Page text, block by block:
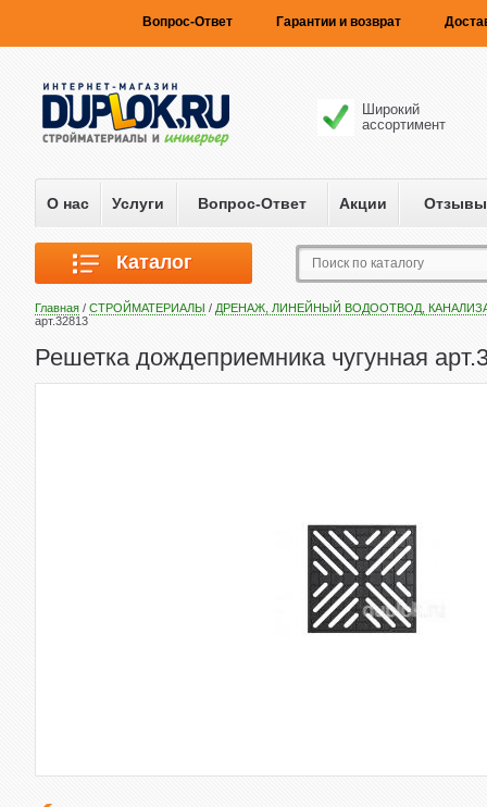
Вопрос-Ответ Гарантии и возврат
Широкий
ассортимент
О нас Услуги Вопрос-Ответ Акции Отзывы
Главная / СТРОЙМАТЕРИАЛЫ / ДРЕНАЖ, ЛИНЕЙНЫЙ ВОДООТВОД,
арт.32813
Решетка дождеприемника чугунная
Каталог